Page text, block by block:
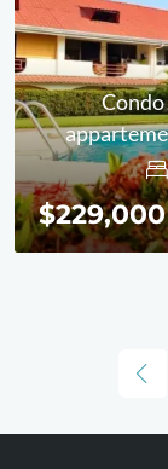
$229,000